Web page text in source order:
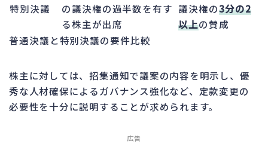
特別決議
の議決権の過半数を有す
る株主が出席
議決権の3分の2
以上の賛成
普通決議と特別決議の要件比較
株主に対しては、招集通知で議案の内容を明示し、優
秀な人材確保によるガバナンス強化など、定款変更の
必要性を十分に説明することが求められます。
広告